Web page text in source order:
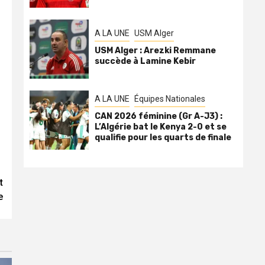
A LA UNE USM Alger
USM Alger : Arezki Remmane
succède à Lamine Kebir
A LA UNE Équipes Nationales
CAN 2026 féminine (Gr A-J3) :
L’Algérie bat le Kenya 2-0 et se
qualifie pour les quarts de finale